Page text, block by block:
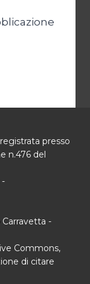
presso
n.476 del
-
-
Commons,
di citare